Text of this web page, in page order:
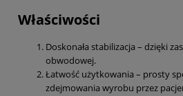
Właściwości
Doskonała stabilizacja – dzięki
obwodowej.
Łatwość użytkowania – prosty
zdejmowania wyrobu przez